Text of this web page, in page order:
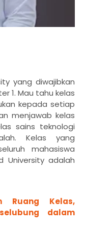
yang diwajibkan
1. Mau tahu kelas
kepada setiap
menjawab kelas
sains teknologi
Kelas yang
mahasiswa
University adalah
Ruang Kelas,
dalam